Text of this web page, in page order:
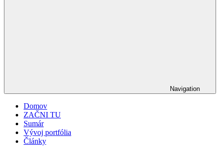
Navigation
Domov
ZAČNI TU
Sumár
Vývoj portfólia
Články